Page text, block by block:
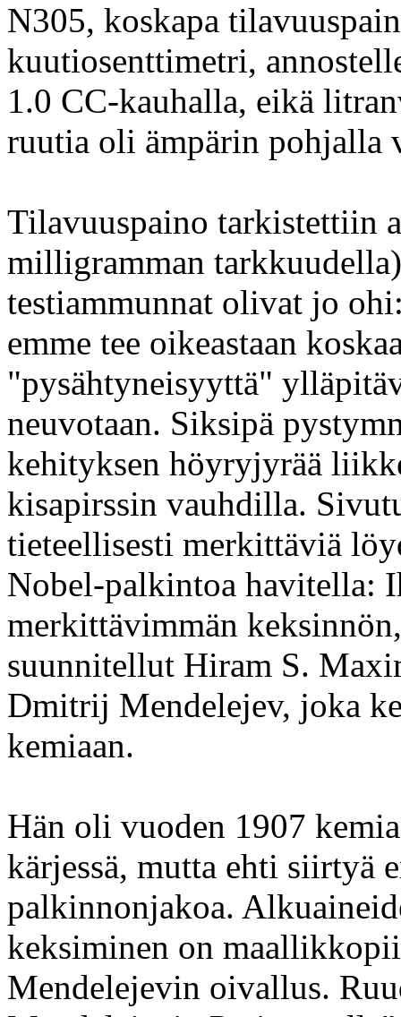
N305, koskapa
kuutiosenttimetri,
1.0 CC-kauhalla, eikä
ruutia oli ämpärin pohjalla
Tilavuuspaino tarkistettiin
milligramman
testiammunnat olivat jo
emme tee oikeastaan
"pysähtyneisyyttä"
neuvotaan. Siksipä
kehityksen höyryjyrää
kisapirssin vauhdilla.
tieteellisesti merkittäviä
Nobel-palkintoa havitella:
merkittävimmän
suunnitellut Hiram S.
Dmitrij Mendelejev, joka
kemiaan.
Hän oli vuoden 1907
kärjessä, mutta ehti siirtyä
palkinnonjakoa.
keksiminen on
Mendelejevin oivallus.